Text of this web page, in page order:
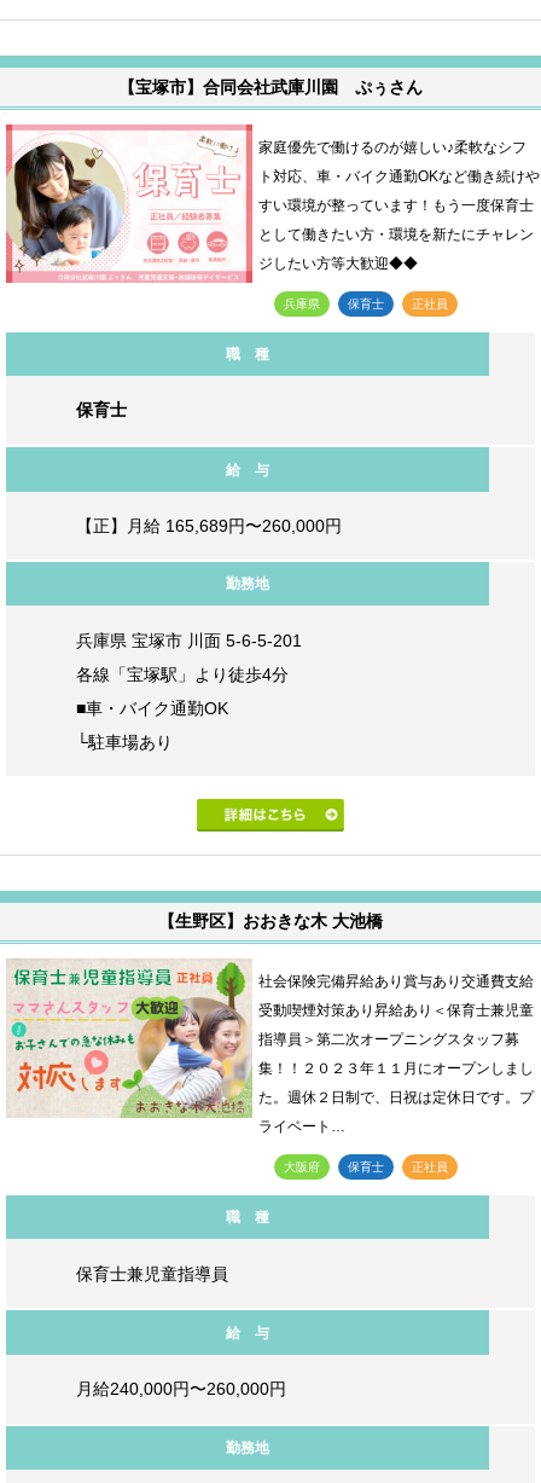
【宝塚市】合同会社武庫川園 ぷぅさん
家庭優先で働けるのが嬉しい♪柔軟なシフ
ト対応、車・バイク通勤OKなど働き続けや
すい環境が整っています！もう一度保育士
として働きたい方・環境を新たにチャレン
ジしたい方等大歓迎◆◆
兵庫県 保育士 正社員
職 種
保育士
給 与
【正】月給 165,689円〜260,000円
勤務地
兵庫県 宝塚市 川面 5-6-5-201
各線「宝塚駅」より徒歩4分
■車・バイク通勤OK
└駐車場あり
【生野区】おおきな木 大池橋
社会保険完備昇給あり賞与あり交通費支給
受動喫煙対策あり昇給あり＜保育士兼児童
指導員＞第二次オープニングスタッフ募
集！！２０２３年１１月にオープンしまし
た。週休２日制で、日祝は定休日です。プ
ライベート…
大阪府 保育士 正社員
職 種
保育士兼児童指導員
給 与
月給240,000円〜260,000円
勤務地